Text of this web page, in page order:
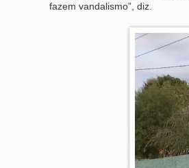
fazem vandalismo”, diz.